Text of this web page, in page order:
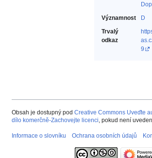
Významnost
D
Trvalý
odkaz
9
Obsah je dostupný pod Creative Commons Uveďte
dílo komerčně-Zachovejte licenci, pokud není
Informace o slovníku Ochrana osobních údajů